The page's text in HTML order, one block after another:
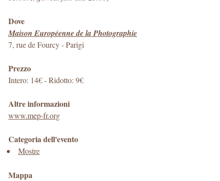
Dove
Maison Européenne de la Photographie
7, rue de Fourcy-Parigi
Prezzo
Intero: 14€ - Ridotto: 9€
Altre informazioni
www.mep-fr.org
Categoria dell'evento
Mostre
Mappa